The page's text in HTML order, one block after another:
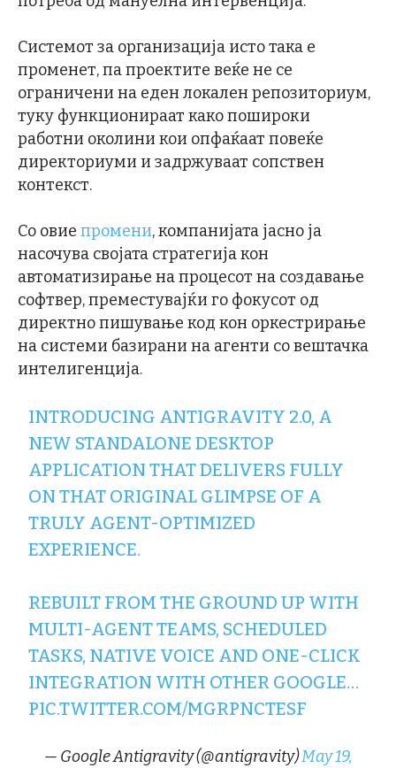
Системот за организација исто така е
променет, па проектите веќе не се
ограничени на еден локален репозиториум,
туку функционираат како пошироки
работни околини кои опфаќаат повеќе
директориуми и задржуваат сопствен
контекст.
Со овие промени, компанијата јасно ја
насочува својата стратегија кон
автоматизирање на процесот на создавање
софтвер, преместувајќи го фокусот од
директно пишување код кон оркестрирање
на системи базирани на агенти со вештачка
интелигенција.
INTRODUCING ANTIGRAVITY 2.0, A
NEW STANDALONE DESKTOP
APPLICATION THAT DELIVERS FULLY
ON THAT ORIGINAL GLIMPSE OF A
TRULY AGENT-OPTIMIZED
EXPERIENCE.
REBUILT FROM THE GROUND UP WITH
MULTI-AGENT TEAMS, SCHEDULED
TASKS, NATIVE VOICE AND ONE-CLICK
INTEGRATION WITH OTHER GOOGLE…
PIC.TWITTER.COM/MGRPNCTESF
— Google Antigravity (@antigravity)May 19,